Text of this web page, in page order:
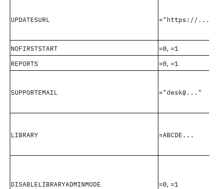
UPDATESURL ="https://..."
NOFIRSTSTART =0, =1
REPORTS
=0, =1
SUPPORTEMAIL ="desk@..."
LIBRARY =ABCDE...
DISABLELIBRARYADMINMODE =0, =1